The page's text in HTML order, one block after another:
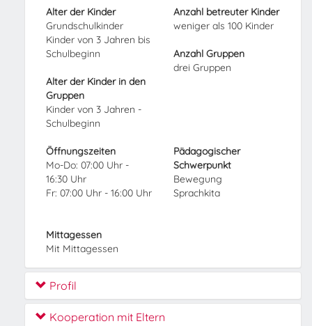
Alter der Kinder
Grundschulkinder
Kinder von 3 Jahren bis
Schulbeginn
Alter der Kinder in den
Gruppen
Kinder von 3 Jahren -
Schulbeginn
Anzahl betreuter Kinder
weniger als 100 Kinder
Anzahl Gruppen
drei Gruppen
Öffnungszeiten
Mo-Do: 07:00 Uhr -
16:30 Uhr
Fr: 07:00 Uhr - 16:00 Uhr
Mittagessen
Mit Mittagessen
Pädagogischer
Schwerpunkt
Bewegung
Sprachkita
Profil
Kooperation mit Eltern